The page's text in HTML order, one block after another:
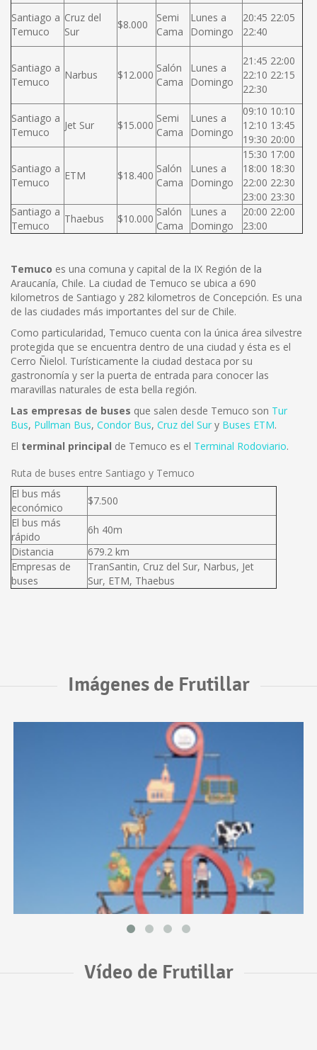
Santiago a
Temuco
Cruz del
Sur
$8.000
Semi
Cama
Lunes a
Domingo
20:45 22:05
22:40
Santiago a
Temuco
Narbus $12.000
Salón
Cama
Lunes a
Domingo
21:45 22:00
22:10 22:15
22:30
Santiago a
Temuco
Jet Sur $15.000
Semi
Cama
Lunes a
Domingo
09:10 10:10
12:10 13:45
19:30 20:00
Santiago a
Temuco
ETM $18.400
Salón
Cama
Lunes a
Domingo
15:30 17:00
18:00 18:30
22:00 22:30
23:00 23:30
Santiago a
Temuco
Thaebus $10.000
Salón
Cama
Lunes a
Domingo
20:00 22:00
23:00
Temuco es una comuna y capital de la IX Región de la
Araucanía, Chile. La ciudad de Temuco se ubica a 690
kilometros de Santiago y 282 kilometros de Concepción. Es una
de las ciudades más importantes del sur de Chile.
Como particularidad, Temuco cuenta con la única área silvestre
protegida que se encuentra dentro de una ciudad y ésta es el
Cerro Ñielol. Turísticamente la ciudad destaca por su
gastronomía y ser la puerta de entrada para conocer las
maravillas naturales de esta bella región.
Las empresas de buses que salen desde Temuco son Tur
Bus, Pullman Bus, Condor Bus, Cruz del Sur y Buses ETM.
El terminal principal de Temuco es el Terminal Rodoviario.
Ruta de buses entre Santiago y Temuco
El bus más
económico
$7.500
El bus más
rápido
6h 40m
Distancia
679.2 km
Empresas de
buses
TranSantin, Cruz del Sur, Narbus, Jet
Sur, ETM, Thaebus
Imágenes de Frutillar
Vídeo de Frutillar